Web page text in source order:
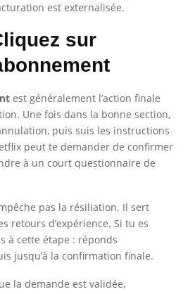
est externalisée.
sur
est généralement l’action finale
Une fois dans la bonne section,
puis suis les instructions
peut te demander de confirmer
à un court questionnaire de
pas la résiliation. Il sert
retours d’expérience. Si tu es
à cette étape : réponds
jusqu’à la confirmation finale.
la demande est validée,